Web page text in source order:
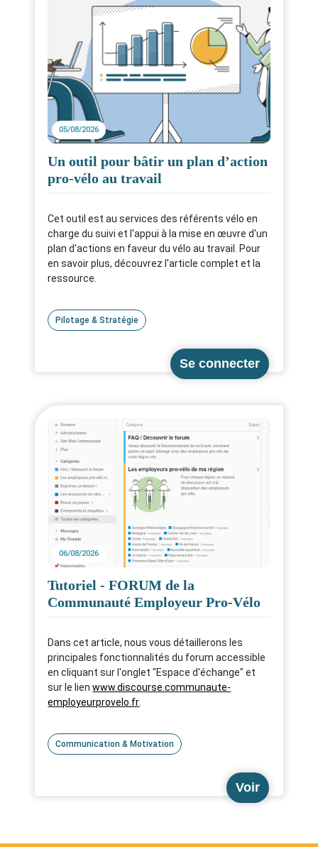
05/08/2026
Un outil pour bâtir un plan d’action
pro-vélo au travail
Cet outil est au services des référents vélo en
charge du suivi et l'appui à la mise en œuvre d'un
plan d'actions en faveur du vélo au travail. Pour
en savoir plus, découvrez l'article complet et la
ressource.
Pilotage & Stratégie
06/08/2026
Tutoriel - FORUM de la
Communauté Employeur Pro-Vélo
Dans cet article, nous vous détaillerons les
principales fonctionnalités du forum accessible
en cliquant sur l'onglet "Espace d'échange" et
sur le lienwww.discourse.communaute-
employeurprovelo.fr
Communication & Motivation
Voir